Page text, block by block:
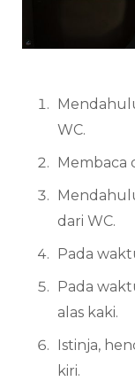
WC.
Membaca
dari WC.
Pada
Pada
alas kaki.
Istinja,
kiri.